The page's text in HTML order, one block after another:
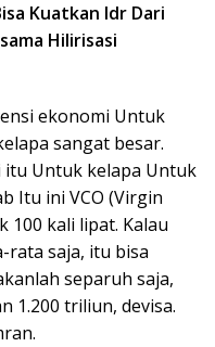
Kuatkan Idr Dari
Hilirisasi
ekonomi Untuk
sangat besar.
itu Untuk kelapa Untuk
Itu ini VCO (Virgin
100 kali lipat. Kalau
rata saja, itu bisa
separuh saja,
1.200 triliun, devisa.